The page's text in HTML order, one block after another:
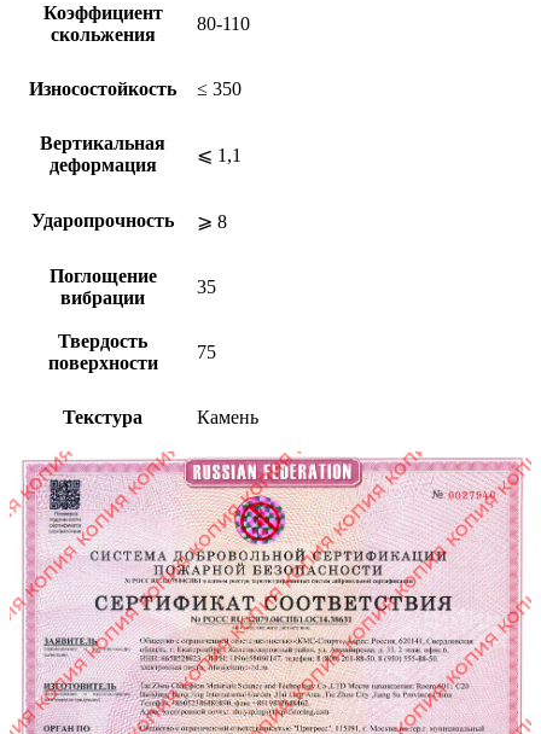
Коэффициент
скольжения
80-110
Износостойкость ≤ 350
Вертикальная
деформация
⩽ 1,1
Ударопрочность ⩾ 8
Поглощение
вибрации
35
Твердость
поверхности
75
Текстура Камень